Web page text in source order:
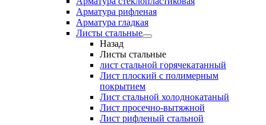
Арматура рифленая
Арматура гладкая
Листы стальные
Назад
Листы стальные
лист стальной горячекатанный
Лист плоский с полимерным
покрытием
Лист стальной холоднокатаный
Лист просечно-вытяжной
Лист рифленый стальной